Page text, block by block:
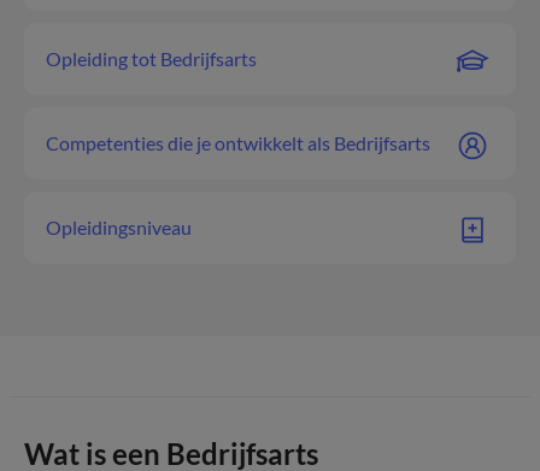
Opleiding tot Bedrijfsarts
Competenties die je ontwikkelt als Bedrijfsarts
Opleidingsniveau
Wat is een Bedrijfsarts